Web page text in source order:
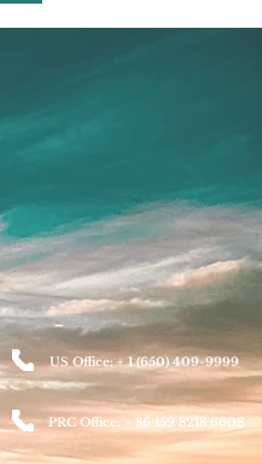
US Office: + 1 (650) 409-9999
PRC Office: + 86 159 8218 6608